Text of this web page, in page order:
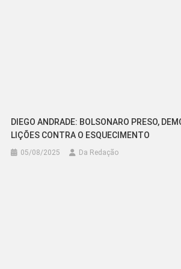
DIEGO ANDRADE: BOLSONARO PRESO,
LIÇÕES CONTRA O ESQUECIMENTO
05/08/2025 Da Redação